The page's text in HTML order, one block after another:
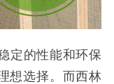
定的性能和环保
想选择。而西林